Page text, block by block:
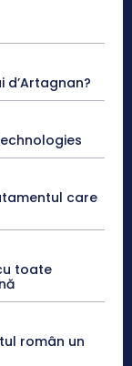
care
toate
român un